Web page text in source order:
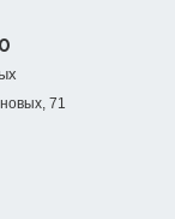
71